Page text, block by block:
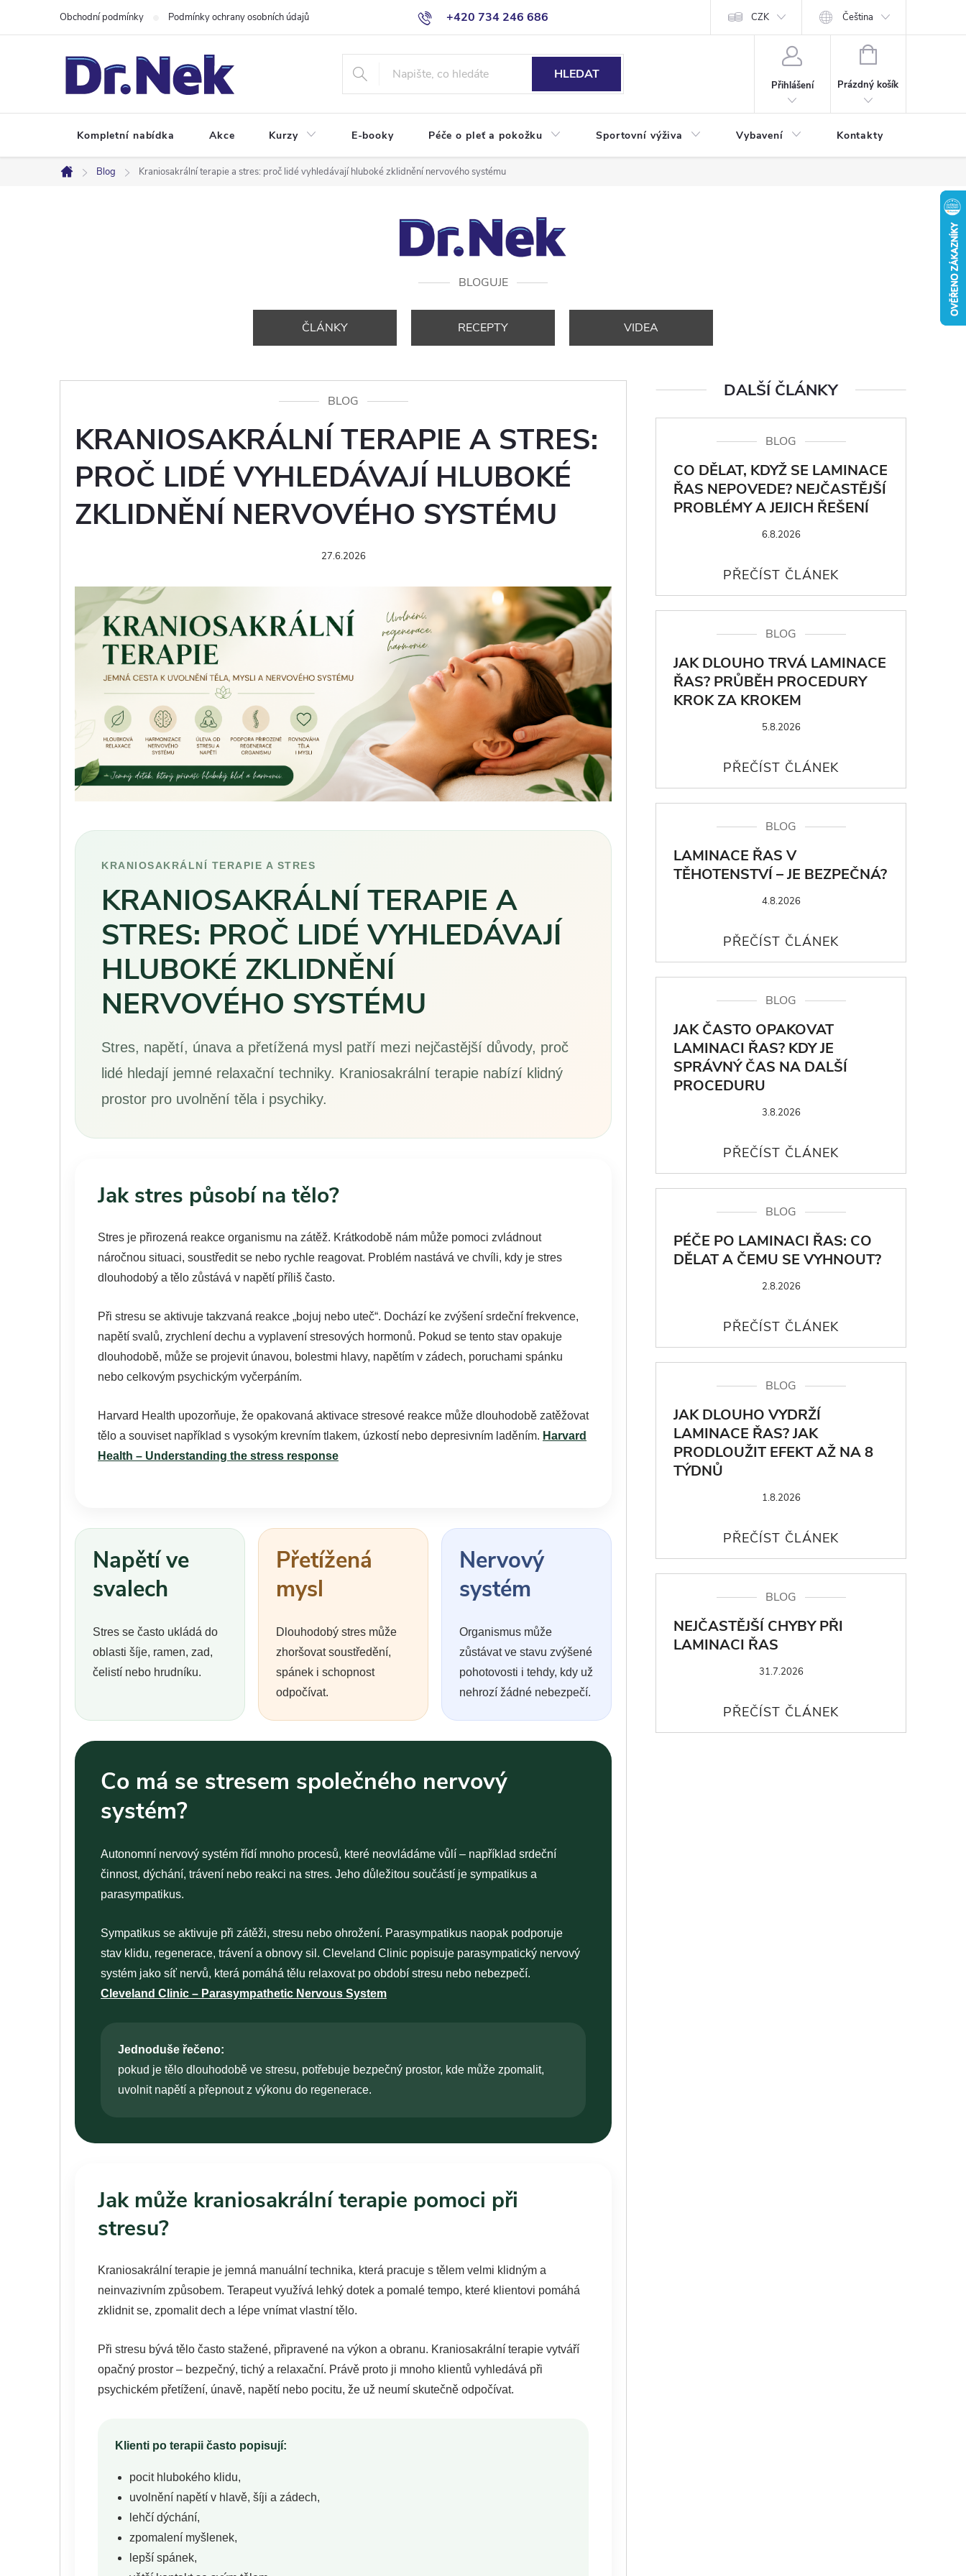
+420 734 246 686
Obchodní podmínky Podmínky ochrany osobních údajů CZK Čeština
HLEDAT
Přihlášení
NÁKUPNÍ
Prázdný košík
Kompletní nabídka Akce Kurzy E-booky Péče o pleť a pokožku Sportovní výživa Vybavení Kontakty
Domů
Blog Kraniosakrální terapie a stres: proč lidé vyhledávají hluboké zklidnění nervového systému
BLOGUJE
ČLÁNKY RECEPTY VIDEA
BLOG
KRANIOSAKRÁLNÍ TERAPIE A STRES:
PROČ LIDÉ VYHLEDÁVAJÍ HLUBOKÉ
ZKLIDNĚNÍ NERVOVÉHO SYSTÉMU
27.6.2026
KRANIOSAKRÁLNÍ TERAPIE A STRES
KRANIOSAKRÁLNÍ TERAPIE A
STRES: PROČ LIDÉ VYHLEDÁVAJÍ
HLUBOKÉ ZKLIDNĚNÍ
NERVOVÉHO SYSTÉMU
Stres, napětí, únava a přetížená mysl patří mezi nejčastější důvody, proč
lidé hledají jemné relaxační techniky. Kraniosakrální terapie nabízí klidný
prostor pro uvolnění těla i psychiky.
Jak stres působí na tělo?
Stres je přirozená reakce organismu na zátěž. Krátkodobě nám může pomoci zvládnout
náročnou situaci, soustředit se nebo rychle reagovat. Problém nastává ve chvíli, kdy je stres
dlouhodobý a tělo zůstává v napětí příliš často.
Při stresu se aktivuje takzvaná reakce „bojuj nebo uteč“. Dochází ke zvýšení srdeční frekvence,
napětí svalů, zrychlení dechu a vyplavení stresových hormonů. Pokud se tento stav opakuje
dlouhodobě, může se projevit únavou, bolestmi hlavy, napětím v zádech, poruchami spánku
nebo celkovým psychickým vyčerpáním.
Harvard Health upozorňuje, že opakovaná aktivace stresové reakce může dlouhodobě zatěžovat
tělo a souviset například s vysokým krevním tlakem, úzkostí nebo depresivním laděním. Harvard
Health – Understanding the stress response
Napětí ve
svalech
Stres se často ukládá do
oblasti šíje, ramen, zad,
čelistí nebo hrudníku.
Přetížená
mysl
Dlouhodobý stres může
zhoršovat soustředění,
spánek i schopnost
odpočívat.
Nervový
systém
Organismus může
zůstávat ve stavu zvýšené
pohotovosti i tehdy, kdy už
nehrozí žádné nebezpečí.
Co má se stresem společného nervový
systém?
Autonomní nervový systém řídí mnoho procesů, které neovládáme vůlí – například srdeční
činnost, dýchání, trávení nebo reakci na stres. Jeho důležitou součástí je sympatikus a
parasympatikus.
Sympatikus se aktivuje při zátěži, stresu nebo ohrožení. Parasympatikus naopak podporuje
stav klidu, regenerace, trávení a obnovy sil. Cleveland Clinic popisuje parasympatický nervový
systém jako síť nervů, která pomáhá tělu relaxovat po období stresu nebo nebezpečí.
Cleveland Clinic – Parasympathetic Nervous System
Jednoduše řečeno:
pokud je tělo dlouhodobě ve stresu, potřebuje bezpečný prostor, kde může zpomalit,
uvolnit napětí a přepnout z výkonu do regenerace.
Jak může kraniosakrální terapie pomoci při
stresu?
Kraniosakrální terapie je jemná manuální technika, která pracuje s tělem velmi klidným a
neinvazivním způsobem. Terapeut využívá lehký dotek a pomalé tempo, které klientovi pomáhá
zklidnit se, zpomalit dech a lépe vnímat vlastní tělo.
Při stresu bývá tělo často stažené, připravené na výkon a obranu. Kraniosakrální terapie vytváří
opačný prostor – bezpečný, tichý a relaxační. Právě proto ji mnoho klientů vyhledává při
psychickém přetížení, únavě, napětí nebo pocitu, že už neumí skutečně odpočívat.
Klienti po terapii často popisují:
pocit hlubokého klidu,
uvolnění napětí v hlavě, šíji a zádech,
lehčí dýchání,
zpomalení myšlenek,
lepší spánek,
DALŠÍ ČLÁNKY
BLOG
CO DĚLAT, KDYŽ SE LAMINACE
ŘAS NEPOVEDE? NEJČASTĚJŠÍ
PROBLÉMY A JEJICH ŘEŠENÍ
6.8.2026
BLOG
JAK DLOUHO TRVÁ LAMINACE
ŘAS? PRŮBĚH PROCEDURY
KROK ZA KROKEM
5.8.2026
BLOG
LAMINACE ŘAS V
TĚHOTENSTVÍ – JE BEZPEČNÁ?
4.8.2026
BLOG
JAK ČASTO OPAKOVAT
LAMINACI ŘAS? KDY JE
SPRÁVNÝ ČAS NA DALŠÍ
PROCEDURU
3.8.2026
BLOG
PÉČE PO LAMINACI ŘAS: CO
DĚLAT A ČEMU SE VYHNOUT?
2.8.2026
BLOG
JAK DLOUHO VYDRŽÍ
LAMINACE ŘAS? JAK
PRODLOUŽIT EFEKT AŽ NA 8
TÝDNŮ
1.8.2026
BLOG
NEJČASTĚJŠÍ CHYBY PŘI
LAMINACI ŘAS
31.7.2026